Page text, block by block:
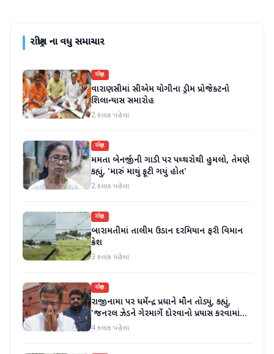
રાષ્ટ્રીયના વધુ સમાચાર
રાષ્ટ્રીય
વારાણસીમાં સીએમ યોગીના ડ્રીમ પ્રોજેક્ટનો
શિલાન્યાસ સમારોહ
2 કલાક પહેલા
રાષ્ટ્રીય
મમતા બેનર્જીની ગાડી પર પથ્થરોથી હુમલો, તેમણે
કહ્યું, 'મારું માથું ફૂટી ગયું હોત'
2 કલાક પહેલા
રાષ્ટ્રીય
બારામતીમાં તાલીમ ઉડાન દરમિયાન ફરી વિમાન
ક્રેશ
3 કલાક પહેલા
રાષ્ટ્રીય
રાજીનામા પર ધર્મેન્દ્ર પ્રધાને મૌન તોડ્યું, કહ્યું,
'જનરલ ઝેડને ગેરમાર્ગે દોરવાનો પ્રયાસ કરવામાં
આવ્યો, મારા માટે પદ મહત્વનું નથી'
4 કલાક પહેલા